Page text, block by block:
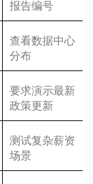
报告编号
查看数据中心
分布
要求演示最新
政策更新
测试复杂薪资
场景